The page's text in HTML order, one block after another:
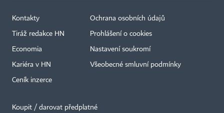
Kontakty
Tiráž redakce HN
Economia
Kariéra v HN
Ceník inzerce
Ochrana osobních údajů
Prohlášení o cookies
Nastavení soukromí
Všeobecné smluvní podmínky
Koupit / darovat předplatné